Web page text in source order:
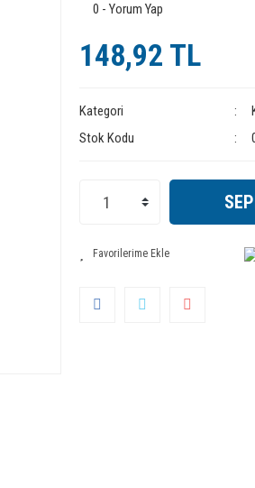
0 - Yorum Yap
148,92 TL
Kategori
Stok Kodu